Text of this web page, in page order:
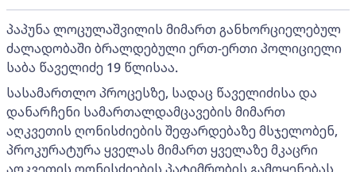
პაპუნა ლოცულაშვილის მიმართ განხორციელებულ
ძალადობაში ბრალდებული ერთ-ერთი პოლიციელი
საბა წაველიძე 19 წლისაა.
სასამართლო პროცესზე, სადაც წაველიძისა და
დანარჩენი სამართალდამცავების მიმართ
აღკვეთის ღონისძიების შეფარდებაზე მსჯელობენ,
პროკურატურა ყველას მიმართ ყველაზე მკაცრი